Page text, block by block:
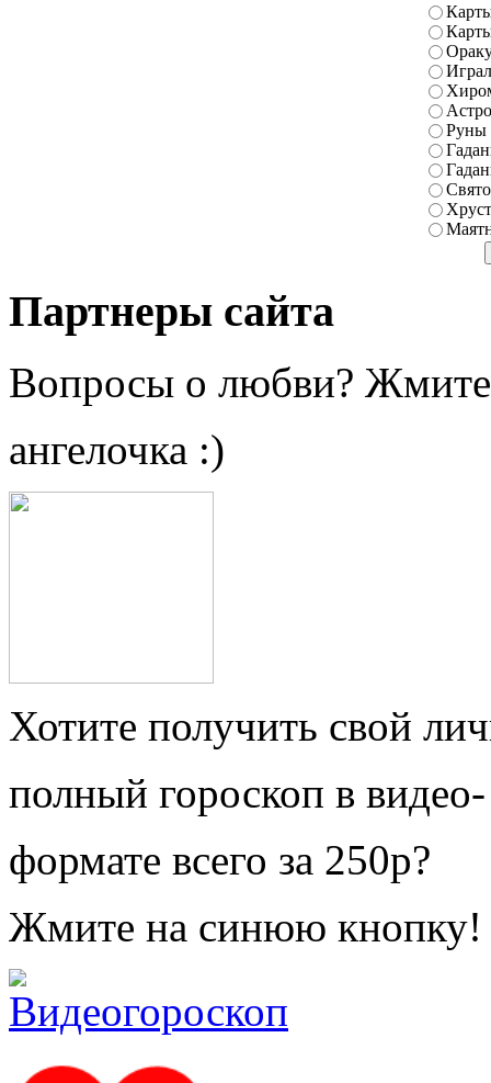
Руны
Партнеры сайта
Вопросы о любви?
ангелочка :)
Хотите получить свой
полный гороскоп в видео-
формате всего за 250р?
Жмите на синюю кнопку!